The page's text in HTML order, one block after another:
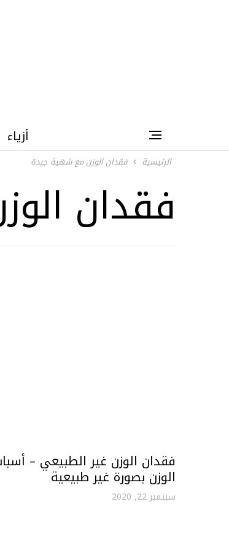
أزياء
الرئيسية فقدان الوزن مع شهية جيدة
فقدان
فقدان الوزن غير الطبيعي –
الوزن بصورة غير طبيعية
سبتمبر 22, 2020